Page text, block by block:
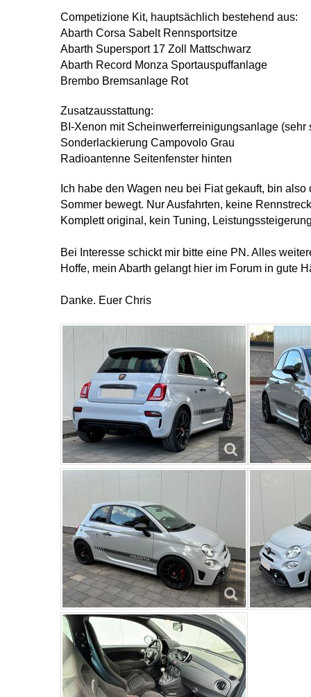
Competizione Kit, hauptsächlich bestehend aus:
Abarth Corsa Sabelt Rennsportsitze
Abarth Supersport 17 Zoll Mattschwarz
Abarth Record Monza Sportauspuffanlage
Brembo Bremsanlage Rot
Zusatzausstattung:
BI-Xenon mit Scheinwerferreinigungsanlage (sehr
Sonderlackierung Campovolo Grau
Radioantenne Seitenfenster hinten
Ich habe den Wagen neu bei Fiat gekauft, bin
Sommer bewegt. Nur Ausfahrten, keine
Komplett original, kein Tuning,
Bei Interesse schickt mir bitte eine PN. Alles
Hoffe, mein Abarth gelangt hier im Forum in gute
Danke. Euer Chris